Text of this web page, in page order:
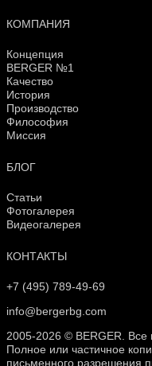
КОМПАНИЯ
Концепция
BERGER №1
Качество
История
Производство
Философия
Миссия
БЛОГ
Статьи
Фотогалерея
Видеогалерея
КОНТАКТЫ
+7 (495) 789-49-69
info@bergerbg.com
2005-2026 © BERGER.
Полное или частичное
письменного разрешения